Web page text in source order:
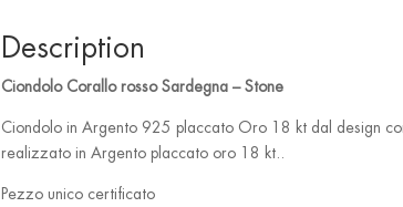
Description
Ciondolo Corallo rosso Sardegna – Stone
Ciondolo in Argento 925 placcato Oro 18 kt dal design
realizzato in Argento placcato oro 18 kt..
Pezzo unico certificato